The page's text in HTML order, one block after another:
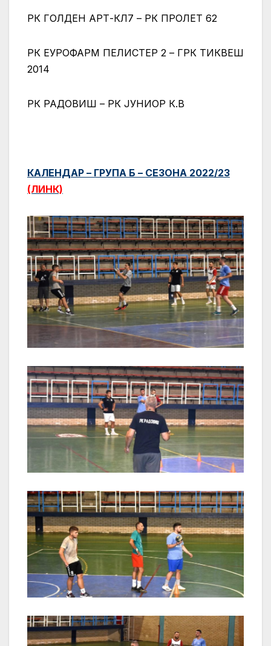
РК ГОЛДЕН АРТ-КЛ7 – РК ПРОЛЕТ 62
РК ЕУРОФАРМ ПЕЛИСТЕР 2 – ГРК ТИКВЕШ
2014
РК РАДОВИШ – РК ЈУНИОР К.В
КАЛЕНДАР – ГРУПА Б – СЕЗОНА 2022/23
(ЛИНК)